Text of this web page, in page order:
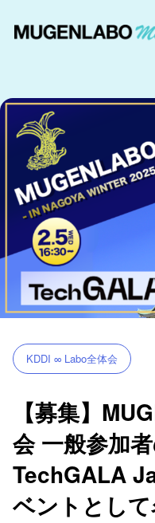
KDDI ∞ Labo全体会
【募集】
会 一般参加
TechGALA
ベントとし